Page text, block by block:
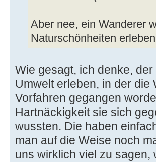
Aber nee, ein Wanderer
Naturschönheiten
Wie gesagt, ich denke,
Umwelt erleben, in der
Vorfahren gegangen
Hartnäckigkeit sie sich
wussten. Die haben
man auf die Weise noch
uns wirklich viel zu sagen,